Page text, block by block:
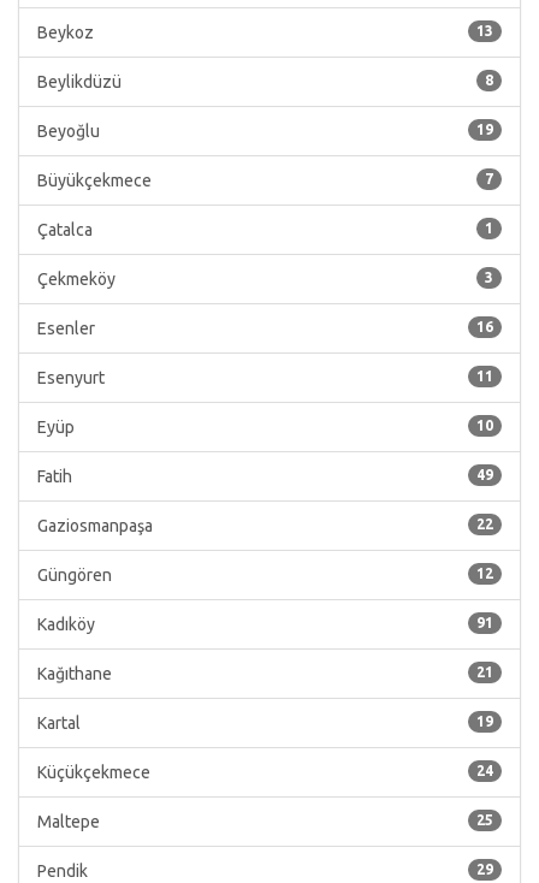
13
Beykoz
8
Beylikdüzü
19
Beyoğlu
7
Büyükçekmece
1
Çatalca
3
Çekmeköy
16
Esenler
11
Esenyurt
10
Eyüp
49
Fatih
22
Gaziosmanpaşa
12
Güngören
91
Kadıköy
21
Kağıthane
19
Kartal
24
Küçükçekmece
25
Maltepe
29
Pendik